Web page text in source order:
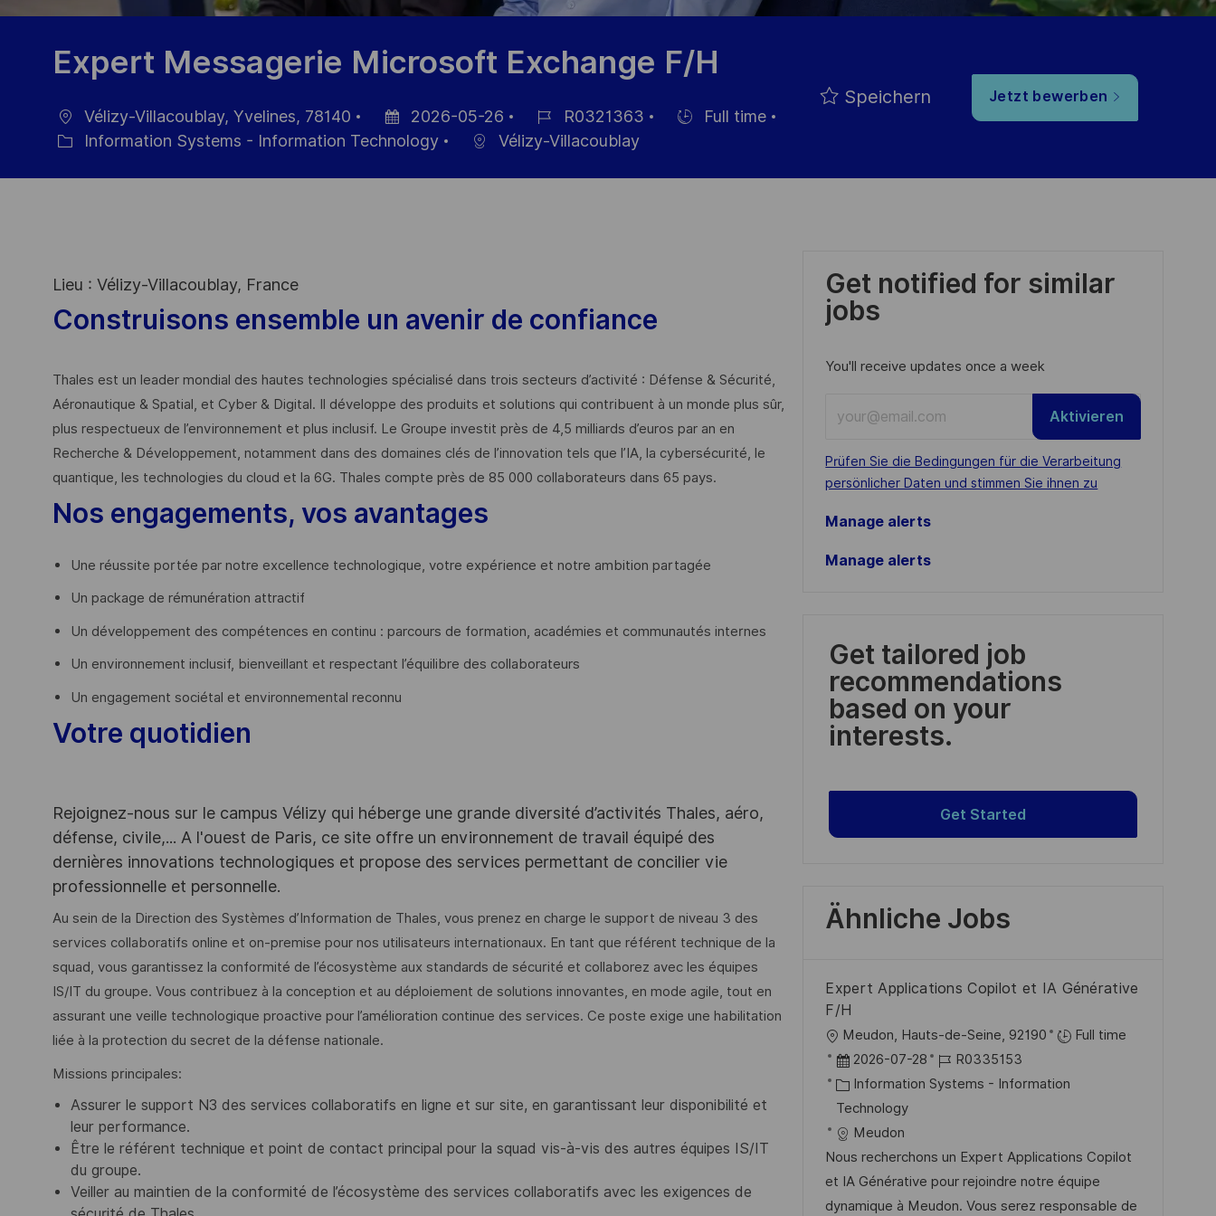
Expert Messagerie Microsoft Exchange F/H
Ort
Vélizy-Villacoublay, Yvelines, 78140
Datum
Veröffentlichung
2026-05-26
Job-
R0321363
Full time
Information Systems - Information Technology Vélizy-Villacoublay
Speichern Jetzt bewerben
Lieu : Vélizy-Villacoublay, France
Construisons ensemble un avenir de confiance
Thales est un leader mondial des hautes technologies spécialisé dans trois secteurs d’activité : Défense & Sécurité,
Aéronautique & Spatial, et Cyber & Digital. Il développe des produits et solutions qui contribuent à un monde plus sûr,
plus respectueux de l’environnement et plus inclusif. Le Groupe investit près de 4,5 milliards d’euros par an en
Recherche & Développement, notamment dans des domaines clés de l’innovation tels que l’IA, la cybersécurité, le
quantique, les technologies du cloud et la 6G. Thales compte près de 85 000 collaborateurs dans 65 pays. ​
Nos engagements, vos avantages
Une réussite portée par notre excellence technologique, votre expérience et notre ambition partagée
Un package de rémunération attractif
Un développement des compétences en continu : parcours de formation, académies et communautés internes
Un environnement inclusif, bienveillant et respectant l’équilibre des collaborateurs
Un engagement sociétal et environnemental reconnu
Votre quotidien
Rejoignez-nous sur le campus Vélizy qui héberge une grande diversité d’activités Thales, aéro,
défense, civile,... A l'ouest de Paris, ce site offre un environnement de travail équipé des
dernières innovations technologiques et propose des services permettant de concilier vie
professionnelle et personnelle.
Au sein de la Direction des Systèmes d’Information de Thales, vous prenez en charge le support de niveau 3 des
services collaboratifs online et on-premise pour nos utilisateurs internationaux. En tant que référent technique de la
squad, vous garantissez la conformité de l’écosystème aux standards de sécurité et collaborez avec les équipes
IS/IT du groupe. Vous contribuez à la conception et au déploiement de solutions innovantes, en mode agile, tout en
assurant une veille technologique proactive pour l’amélioration continue des services. Ce poste exige une habilitation
liée à la protection du secret de la défense nationale.
Missions principales:
Assurer le support N3 des services collaboratifs en ligne et sur site, en garantissant leur disponibilité et
leur performance.
Être le référent technique et point de contact principal pour la squad vis-à-vis des autres équipes IS/IT
du groupe.
Veiller au maintien de la conformité de l’écosystème des services collaboratifs avec les exigences de
Get notified for similar
jobs
You'll receive updates once a week
Email
address
(Required)
Required
Prüfen Sie die Bedingungen für die Verarbeitung
persönlicher Daten und stimmen Sie ihnen zu
Aktivieren
Manage alerts
Manage alerts
Get tailored job
recommendations
based on your
interests.
Get Started
Ähnliche Jobs
Expert Applications Copilot et IA Générative
F/H
O
r
t
Meudon, Hauts-de-Seine, 92190
Full time
D
a
t
u
m
d
e
2026-07-28
J
o
D
R0335153
K
a
t
e
g
o
Information Systems - Information
Technology
Meudon
Nous recherchons un Expert Applications Copilot
et IA Générative pour rejoindre notre équipe
dynamique à Meudon. Vous serez responsable de